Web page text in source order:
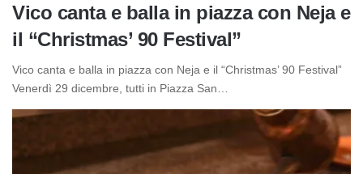
Vico canta e balla in piazza con Neja e
il “Christmas’ 90 Festival”
Vico canta e balla in piazza con Neja e il “Christmas’ 90 Festival”
Venerdì 29 dicembre, tutti in Piazza San…